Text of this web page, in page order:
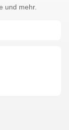
und mehr.